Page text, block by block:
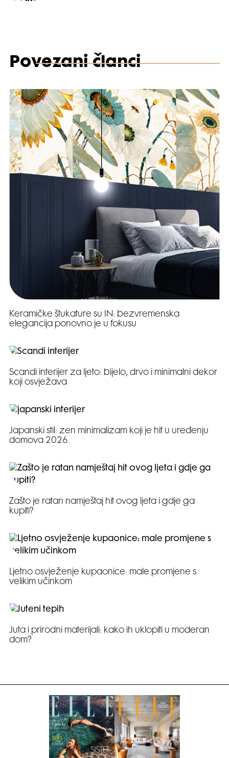
Povezani članci
Keramičke štukature su IN: bezvremenska
elegancija ponovno je u fokusu
Scandi interijer za ljeto: bijelo, drvo i minimalni dekor
koji osvježava
Japanski stil: zen minimalizam koji je hit u uređenju
domova 2026.
Zašto je ratan namještaj hit ovog ljeta i gdje ga
kupiti?
Ljetno osvježenje kupaonice: male promjene s
velikim učinkom
Juta i prirodni materijali: kako ih uklopiti u moderan
dom?